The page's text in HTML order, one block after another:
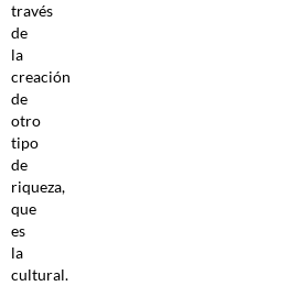
través
de
la
creación
de
otro
tipo
de
riqueza,
que
es
la
cultural.